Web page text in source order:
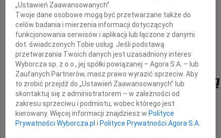
Z wielkim żalem i smutkiem żegnamy
Naszą Przyjaciółkę
Lidię Marię Zabrocką
Droga Lidko!
„Ustawień Zaawansowanych”.
Twoje dane osobowe mogą być przetwarzane także do
celów badania i mierzenia informacji dotyczących
funkcjonowania serwisów i aplikacji lub łączone z danymi
dot. świadczonych Tobie usług. Jeśli podstawą
przetwarzania Twoich danych jest uzasadniony interes
Wyborcza sp. z o.o., jej spółki powiązanej – Agora S.A. – lub
Zaufanych Partnerów, masz prawo wyrazić sprzeciw. Aby
to zrobić przejdź do „Ustawień Zaawansowanych” lub
skontaktuj się z administratorem – w zależności od
zakresu sprzeciwu i podmiotu, wobec którego jest
kierowany. Więcej informacji znajdziesz w Polityce
Prywatności Wyborcza.pl i Polityce Prywatności Agora S.A.